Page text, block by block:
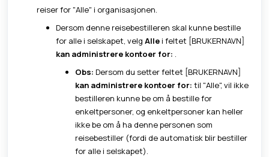
reiser for "Alle" i organisasjonen.
Dersom denne reisebestilleren skal kunne bestille
for alle i selskapet, velg Allei feltet [BRUKERNAVN]
kan administrere kontoer for: .
Obs: Dersom du setter feltet [BRUKERNAVN]
kan administrere kontoer for: til "Alle", vil ikke
bestilleren kunne be om å bestille for
enkeltpersoner, og enkeltpersoner kan heller
ikke be om å ha denne personen som
reisebestiller (fordi de automatisk blir bestiller
for alle i selskapet).